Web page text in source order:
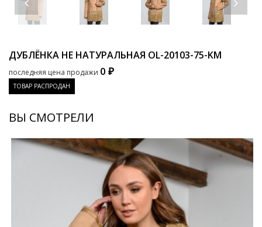
ДУБЛЁНКА НЕ НАТУРАЛЬНАЯ OL-20103-75-KM
последняя цена продажи 0 ₽
ТОВАР РАСПРОДАН
ВЫ СМОТРЕЛИ